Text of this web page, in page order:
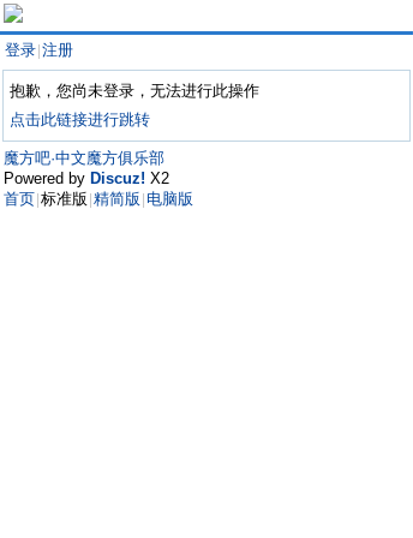
登录 注册
抱歉，您尚未登录，无法进行此操作
点击此链接进行跳转
魔方吧·中文魔方俱乐部
Powered by Discuz! X2
首页 标准版 精简版 电脑版